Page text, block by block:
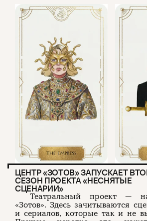
ЦЕНТР «ЗОТОВ» ЗАПУСКАЕТ
СЕЗОН ПРОЕКТА «НЕСНЯТЫЕ
СЦЕНАРИИ»
Театральный проект —
«Зотов». Здесь зачитываются
и сериалов, которые так и не